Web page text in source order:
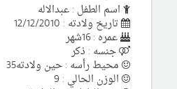
اسم الطفل : عبدالاله
تاريخ ولادته : 12/12/2010
عمره : 16شهر
جنسه : ذكر
محيط رأسه : حين ولادته35
الوزن الحالي : 9